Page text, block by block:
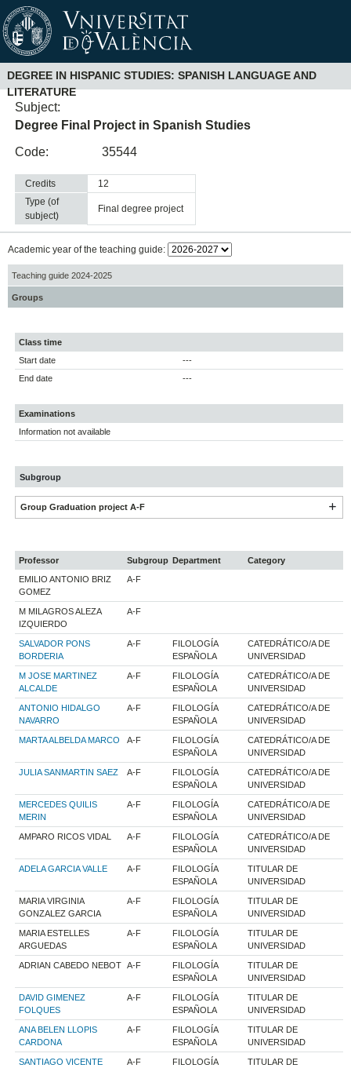
DEGREE IN HISPANIC STUDIES: SPANISH LANGUAGE AND
LITERATURE
Subject:
Degree Final Project in Spanish Studies
Code:
35544
Credits
12
Type (of
subject)
final degree project
Academic year of the teaching guide:
Teaching guide 2024-2025
Groups
Class time
Start date
---
End date
---
Examinations
Information not available
Subgroup
Group Graduation project A-F
Professor Subgroup Department
Category
EMILIO ANTONIO BRIZ
GOMEZ
A-F
M MILAGROS ALEZA
IZQUIERDO
A-F
SALVADOR PONS
BORDERIA
A-F
FILOLOGÍA
ESPAÑOLA
CATEDRÁTICO/A DE
UNIVERSIDAD
M JOSE MARTINEZ
ALCALDE
A-F
FILOLOGÍA
ESPAÑOLA
CATEDRÁTICO/A DE
UNIVERSIDAD
ANTONIO HIDALGO
NAVARRO
A-F
FILOLOGÍA
ESPAÑOLA
CATEDRÁTICO/A DE
UNIVERSIDAD
MARTA ALBELDA MARCO A-F
FILOLOGÍA
ESPAÑOLA
CATEDRÁTICO/A DE
UNIVERSIDAD
JULIA SANMARTIN SAEZ A-F
FILOLOGÍA
ESPAÑOLA
CATEDRÁTICO/A DE
UNIVERSIDAD
MERCEDES QUILIS
MERIN
A-F
FILOLOGÍA
ESPAÑOLA
CATEDRÁTICO/A DE
UNIVERSIDAD
AMPARO RICOS VIDAL A-F
FILOLOGÍA
ESPAÑOLA
CATEDRÁTICO/A DE
UNIVERSIDAD
ADELA GARCIA VALLE A-F
FILOLOGÍA
ESPAÑOLA
TITULAR DE
UNIVERSIDAD
MARIA VIRGINIA
GONZALEZ GARCIA
A-F
FILOLOGÍA
ESPAÑOLA
TITULAR DE
UNIVERSIDAD
MARIA ESTELLES
ARGUEDAS
A-F
FILOLOGÍA
ESPAÑOLA
TITULAR DE
UNIVERSIDAD
ADRIAN CABEDO NEBOT A-F
FILOLOGÍA
ESPAÑOLA
TITULAR DE
UNIVERSIDAD
DAVID GIMENEZ
FOLQUES
A-F
FILOLOGÍA
ESPAÑOLA
TITULAR DE
UNIVERSIDAD
ANA BELEN LLOPIS
CARDONA
A-F
FILOLOGÍA
ESPAÑOLA
TITULAR DE
UNIVERSIDAD
SANTIAGO VICENTE
A-F
FILOLOGÍA
TITULAR DE